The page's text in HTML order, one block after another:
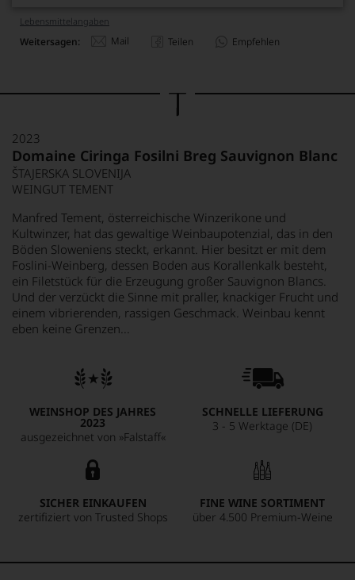
Lebensmittel­angaben
Weitersagen: Mail Teilen Empfehlen
2023
Domaine Ciringa Fosilni Breg Sauvignon Blanc
ŠTAJERSKA SLOVENIJA
WEINGUT TEMENT
Manfred Tement, österreichische Winzerikone und
Kultwinzer, hat das gewaltige Weinbaupotenzial, das in den
Böden Sloweniens steckt, erkannt. Hier besitzt er mit dem
Foslini-Weinberg, dessen Boden aus Korallenkalk besteht,
ein Filetstück für die Erzeugung großer Sauvignon Blancs.
Und der verzückt die Sinne mit praller, knackiger Frucht und
einem vibrierenden, rassigen Geschmack. Weinbau kennt
eben keine Grenzen...
WEINSHOP DES JAHRES
2023
ausgezeichnet von »Falstaff«
SCHNELLE LIEFERUNG
3 - 5 Werktage (DE)
SICHER EINKAUFEN
zertifiziert von Trusted Shops
FINE WINE SORTIMENT
über 4.500 Premium-Weine